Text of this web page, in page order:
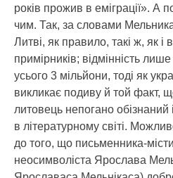
років прожив в еміграції». А
чим. Так, за словами
Литві, як правило, такі ж, як і
примірників; відмінність
усього 3 мільйони, тоді як
викликає подиву й той факт,
литовець непогано обізнаний
в літературному світі.
до того, що письменника-
неосимволіста Ярослава